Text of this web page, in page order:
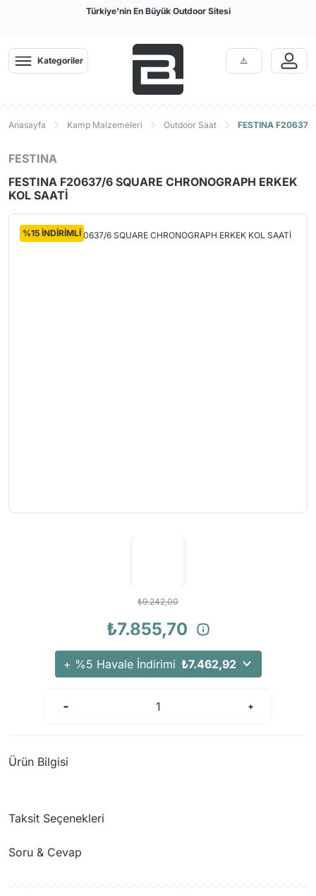
Türkiye'nin En Büyük Outdoor Sitesi
Kategoriler
Anasayfa Kamp Malzemeleri Outdoor Saat FESTINA F20637/
FESTINA
FESTINA F20637/6 SQUARE CHRONOGRAPH ERKEK
KOL SAATİ
%15 İNDİRİMLİ
₺9.242,00
₺7.855,70
+ %5 Havale İndirimi ₺7.462,92
Ürün Bilgisi
Taksit Seçenekleri
Soru & Cevap